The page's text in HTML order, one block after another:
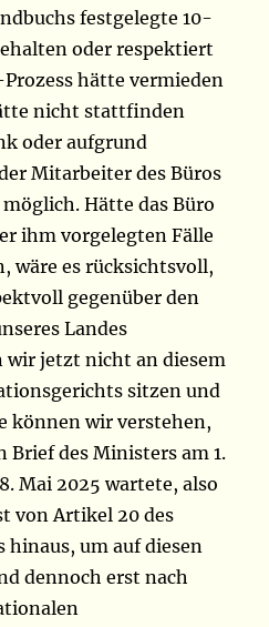
festgelegte 10-
oder respektiert
hätte vermieden
nicht stattfinden
oder aufgrund
Mitarbeiter des Büros
Hätte das Büro
ihm vorgelegten Fälle
wäre es rücksichtsvoll,
gegenüber den
Landes
wir jetzt nicht an diesem
sitzen und
können wir verstehen,
Brief des Ministers am 1.
Mai 2025 wartete, also
von Artikel 20 des
hinaus, um auf diesen
dennoch erst nach